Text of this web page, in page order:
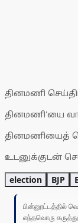
தினமணி
தினமணி'யை
தினமணியைத்
உடனுக்குடன்
election BJP
பின்னூட்டத்தில்
எந்தவொரு